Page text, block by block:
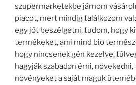
szupermarketekbe járnom
piacot, mert mindig találkozom
egy jót beszélgetni, tudom, hogy
termékeket, ami mind bio
hogy nincsenek gén kezelve,
hagyják szabadon érni, növekedni,
növényeket a saját maguk